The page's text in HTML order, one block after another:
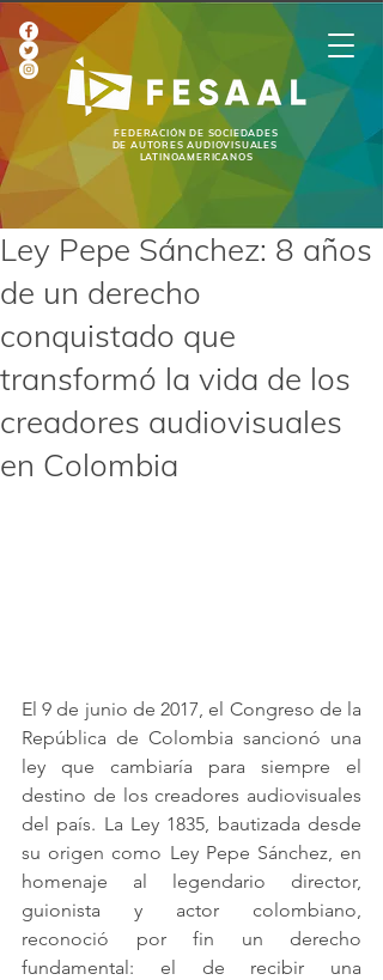
FEDERACIÓN DE SOCIEDADES
DE AUTORES AUDIOVISUALES
LATINOAMERICANOS
Ley Pepe Sánchez: 8 años
de un derecho
conquistado que
transformó la vida de los
creadores audiovisuales
en Colombia
El 9 de junio de 2017, el Congreso de la
República de Colombia sancionó una
ley que cambiaría para siempre el
destino de los creadores audiovisuales
del país. La Ley 1835, bautizada desde
su origen como Ley Pepe Sánchez, en
homenaje al legendario director,
guionista y actor colombiano,
reconoció por fin un derecho
fundamental: el de recibir una